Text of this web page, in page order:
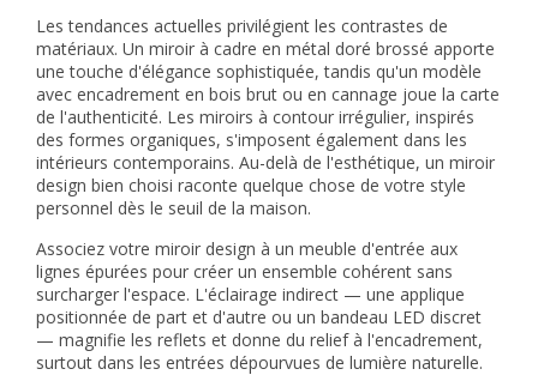
Les tendances actuelles privilégient les contrastes de
matériaux. Un miroir à cadre en métal doré brossé apporte
une touche d'élégance sophistiquée, tandis qu'un modèle
avec encadrement en bois brut ou en cannage joue la carte
de l'authenticité. Les miroirs à contour irrégulier, inspirés
des formes organiques, s'imposent également dans les
intérieurs contemporains. Au-delà de l'esthétique, un miroir
design bien choisi raconte quelque chose de votre style
personnel dès le seuil de la maison.
Associez votre miroir design à un meuble d'entrée aux
lignes épurées pour créer un ensemble cohérent sans
surcharger l'espace. L'éclairage indirect — une applique
positionnée de part et d'autre ou un bandeau LED discret
— magnifie les reflets et donne du relief à l'encadrement,
surtout dans les entrées dépourvues de lumière naturelle.